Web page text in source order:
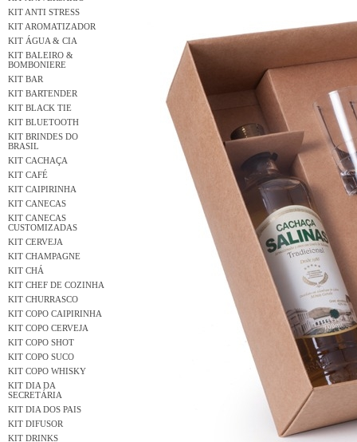
KIT ANTI STRESS
KIT AROMATIZADOR
KIT ÁGUA & CIA
KIT BALEIRO &
BOMBONIERE
KIT BAR
KIT BARTENDER
KIT BLACK TIE
KIT BLUETOOTH
KIT BRINDES DO
BRASIL
KIT CACHAÇA
KIT CAFÉ
KIT CAIPIRINHA
KIT CANECAS
KIT CANECAS
CUSTOMIZADAS
KIT CERVEJA
KIT CHAMPAGNE
KIT CHÁ
KIT CHEF DE COZINHA
KIT CHURRASCO
KIT COPO CAIPIRINHA
KIT COPO CERVEJA
KIT COPO SHOT
KIT COPO SUCO
KIT COPO WHISKY
KIT DIA DA
SECRETÁRIA
KIT DIA DOS PAIS
KIT DIFUSOR
KIT DRINKS